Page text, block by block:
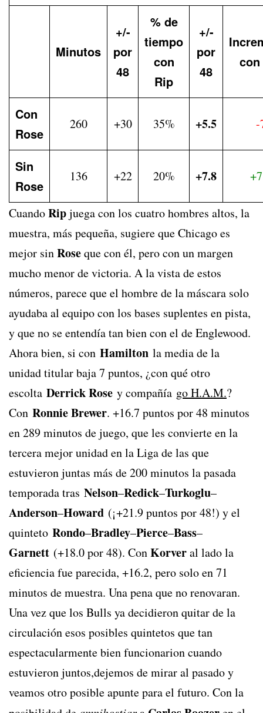
Minutos
+/-
por
48
% de
tiempo
con
Rip
+/-
por
48
Con
Rose
260 +30 35% +5.5 -
Sin
Rose
136 +22 20% +7.8
CuandoRipjuega con los cuatro hombres altos, la
muestra, más pequeña, sugiere que Chicago es
mejor sinRoseque con él, pero con un margen
mucho menor de victoria. A la vista de estos
números, parece que el hombre de la máscara solo
ayudaba al equipo con los bases suplentes en pista,
y que no se entendía tan bien con el de Englewood.
Ahora bien, si con Hamilton la media de la
unidad titular baja 7 puntos, ¿con qué otro
escolta Derrick Rose y compañía go H.A.M.?
Con Ronnie Brewer. +16.7 puntos por 48 minutos
en 289 minutos de juego, que les convierte en la
tercera mejor unidad en la Liga de las que
estuvieron juntas más de 200 minutos la pasada
temporada tras Nelson–Redick–Turkoglu–
Anderson–Howard (¡+21.9 puntos por 48!) y el
quinteto Rondo–Bradley–Pierce–Bass–
Garnett (+18.0 por 48). ConKorveral lado la
eficiencia fue parecida, +16.2, pero solo en 71
minutos de muestra. Una pena que no renovaran.
Una vez que los Bulls ya decidieron quitar de la
circulación esos posibles quintetos que tan
espectacularmente bien funcionarion cuando
estuvieron juntos,dejemos de mirar al pasado y
veamos otro posible apunte para el futuro. Con la